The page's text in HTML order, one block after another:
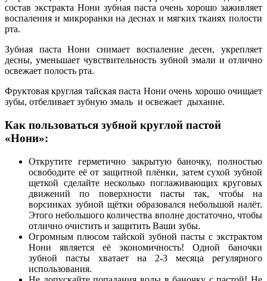
состав экстракта Нони зубная паста очень хорошо заживляет
воспаления и микроранки на деснах и мягких тканях полости
рта.
Зубная паста Нони снимает воспаление десен, укрепляет
десны, уменьшает чувствительность зубной эмали и отлично
освежает полость рта.
Фруктовая круглая тайская паста Нони очень хорошо очищает
зубы, отбеливает зубную эмаль и освежает дыхание.
Как пользоваться зубной круглой пастой
«Нони»:
Открутите герметично закрытую баночку, полностью
освободите её от защитной плёнки, затем сухой зубной
щеткой сделайте несколько поглаживающих круговых
движений по поверхности пасты так, чтобы на
ворсинках зубной щётки образовался небольшой налёт.
Этого небольшого количества вполне достаточно, чтобы
отлично очистить и защитить Ваши зубы.
Огромным плюсом тайской зубной пасты с экстрактом
Нони является её экономичность! Одной баночки
зубной пасты хватает на 2-3 месяца регулярного
использования.